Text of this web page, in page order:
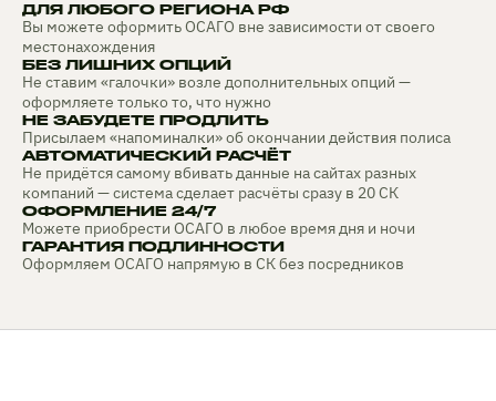
ДЛЯ ЛЮБОГО РЕГИОНА РФ
Вы можете оформить ОСАГО вне зависимости от своего
местонахождения
БЕЗ ЛИШНИХ ОПЦИЙ
Не ставим «галочки» возле дополнительных опций —
оформляете только то, что нужно
НЕ ЗАБУДЕТЕ ПРОДЛИТЬ
Присылаем «напоминалки» об окончании действия полиса
АВТОМАТИЧЕСКИЙ РАСЧЁТ
Не придётся самому вбивать данные на сайтах разных
компаний — система сделает расчёты сразу в 20 СК
ОФОРМЛЕНИЕ 24/7
Можете приобрести ОСАГО в любое время дня и ночи
ГАРАНТИЯ ПОДЛИННОСТИ
Оформляем ОСАГО напрямую в СК без посредников